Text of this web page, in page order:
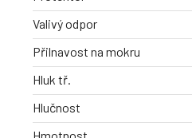
Valivý odpor
Přilnavost na mokru
Hluk tř.
Hlučnost